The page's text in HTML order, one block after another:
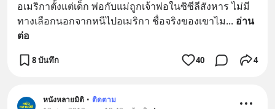
อเมริกาตั้งแต่เด็ก พ่อกับแม่ถูกเจ้าพ่อในซิซีลีสังหาร ไม่มี
ทางเลือกนอกจากหนีไปอเมริกา ชื่อจริงของเขาไม... อ่าน
ต่อ
8 บันทึก 40 4
หนังหลายมิติ • ติดตาม